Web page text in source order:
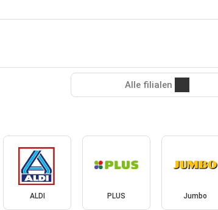
Alle filialen
ALDI PLUS Jumbo